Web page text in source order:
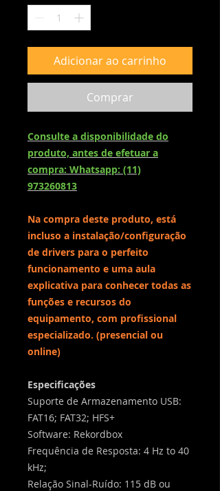
Adicionar ao carrinho
Comprar
Consulte a disponibilidade do
produto, antes de efetuar a
compra: Whatsapp: (11)
973260813
Na compra deste produto, está
incluso a instalação/configuração
de drivers para o perfeito
funcionamento e uma aula
explicativa para conhecer todas as
funções e recursos do
equipamento, com profissional
especializado. (presencial ou
online)
Especificações
Suporte de Armazenamento USB:
FAT16; FAT32; HFS+
Software: Rekordbox
Frequência de Resposta: 4 Hz to 40
kHz;
Relação Sinal-Ruído: 115 dB ou